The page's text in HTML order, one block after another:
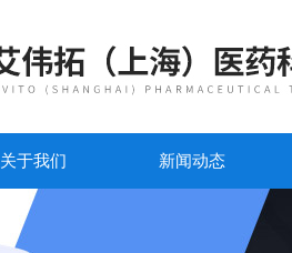
关于我们 新闻动态